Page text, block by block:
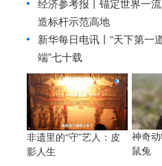
经济参考报丨 锚定世界一
造标杆示范高地
新华每日电讯丨 “天下第一
端”七十载
非遗里的“守”艺人：皮
影人生
神奇
鼠兔